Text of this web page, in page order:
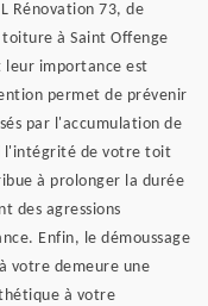
Rénovation 73, de
à Saint Offenge
leur importance est
permet de prévenir
par l'accumulation de
l'intégrité de votre toit
à prolonger la durée
des agressions
Enfin, le démoussage
votre demeure une
à votre